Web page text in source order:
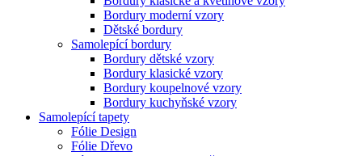
Bordury moderní vzory
Dětské bordury
Samolepící bordury
Bordury dětské vzory
Bordury klasické vzory
Bordury koupelnové vzory
Bordury kuchyňské vzory
Samolepící tapety
Fólie Design
Fólie Dřevo